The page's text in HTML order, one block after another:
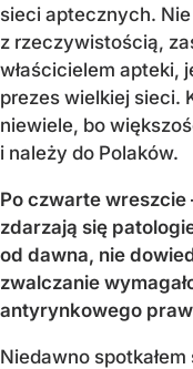
sieci aptecznych.
z rzeczywistością,
właścicielem apteki,
prezes wielkiej sieci.
niewiele, bo
i należy do Polaków.
Po czwarte
zdarzają się
od dawna, nie
zwalczanie
antyrynkowego
Niedawno